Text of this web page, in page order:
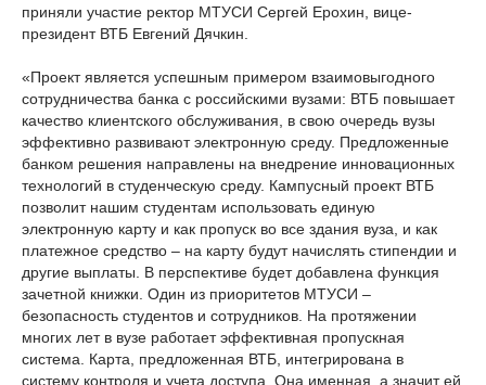
приняли участие ректор МТУСИ Сергей Ерохин, вице-
президент ВТБ Евгений Дячкин.
«Проект является успешным примером взаимовыгодного
сотрудничества банка с российскими вузами: ВТБ повышает
качество клиентского обслуживания, в свою очередь вузы
эффективно развивают электронную среду. Предложенные
банком решения направлены на внедрение инновационных
технологий в студенческую среду. Кампусный проект ВТБ
позволит нашим студентам использовать единую
электронную карту и как пропуск во все здания вуза, и как
платежное средство – на карту будут начислять стипендии и
другие выплаты. В перспективе будет добавлена функция
зачетной книжки. Один из приоритетов МТУСИ –
безопасность студентов и сотрудников. На протяжении
многих лет в вузе работает эффективная пропускная
система. Карта, предложенная ВТБ, интегрирована в
систему контроля и учета доступа. Она именная, а значит ей